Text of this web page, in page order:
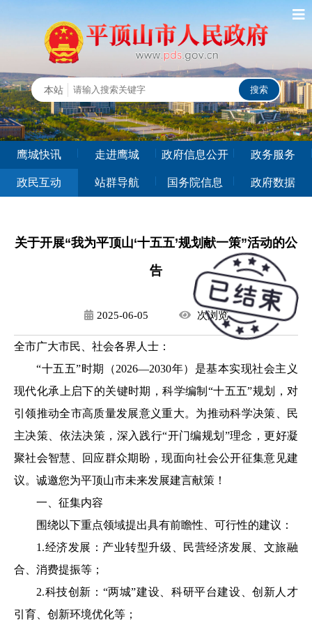
鹰城快讯 走进鹰城 政府信息公开 政务服务
政民互动 站群导航 国务院信息 政府数据
关于开展“我为平顶山‘十五五’规划献一策”活动的公
告
2025-06-05 次浏览
全市广大市民、社会各界人士：
“十五五”时期（2026—2030年）是基本实现社会主义
现代化承上启下的关键时期，科学编制“十五五”规划，对
引领推动全市高质量发展意义重大。为推动科学决策、民
主决策、依法决策，深入践行“开门编规划”理念，更好凝
聚社会智慧、回应群众期盼，现面向社会公开征集意见建
议。诚邀您为平顶山市未来发展建言献策！
一、征集内容
围绕以下重点领域提出具有前瞻性、可行性的建议：
1.经济发展：产业转型升级、民营经济发展、文旅融
合、消费提振等；
2.科技创新：“两城”建设、科研平台建设、创新人才
引育、创新环境优化等；